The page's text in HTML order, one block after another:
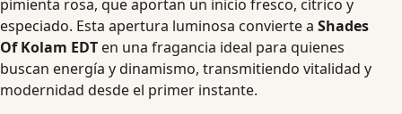
pimienta rosa, que aportan un inicio fresco, cítrico y
especiado. Esta apertura luminosa convierte a Shades
Of Kolam EDT en una fragancia ideal para quienes
buscan energía y dinamismo, transmitiendo vitalidad y
modernidad desde el primer instante.